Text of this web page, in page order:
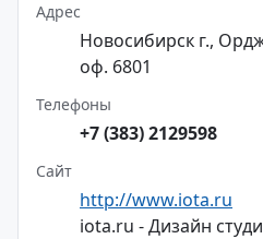
Адрес
Новосибирск г.,
оф. 6801
Телефоны
+7 (383) 2129598
Сайт
http://www.iota.ru
iota.ru - Дизайн